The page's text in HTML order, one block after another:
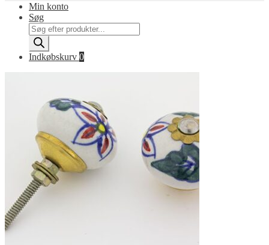
Min konto
Søg
Products
search
Indkøbskurv 0